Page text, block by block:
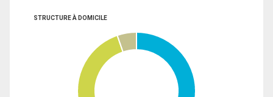
STRUCTURE À DOMICILE